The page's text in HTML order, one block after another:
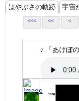
はやぶさの軌跡 宇宙
<<< << <
♪ 「あけぼの